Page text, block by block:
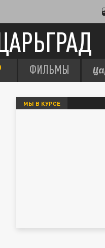
ФИЛЬМЫ
МЫ В КУРСЕ